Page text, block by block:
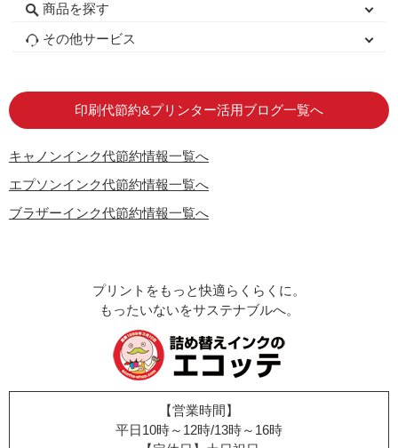
商品を探す
初心者用セット
キャノンインク
エプソンインク
ブラザーインク
詰め替えインク
互換インクボトル
互換インクカートリッジ
再生インクカートリッジ
トナーカートリッジ
その他サービス
印刷代節約&プリンター活用ブログ一覧へ
キャノンインク代節約情報一覧へ
エプソンインク代節約情報一覧へ
ブラザーインク代節約情報一覧へ
プリントをもっと快適らくらくに。
もったいないをサステナブルへ。
【営業時間】
平日10時～12時/13時～16時